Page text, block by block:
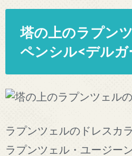
塔の上のラプン
ペンシル<デルガ
ラプンツェルのドレスカ
ラプンツェル・ユージー